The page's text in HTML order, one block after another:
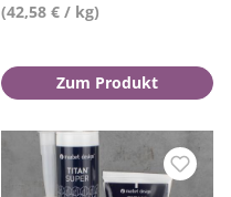
(42,58 € / kg)
Zum Produkt